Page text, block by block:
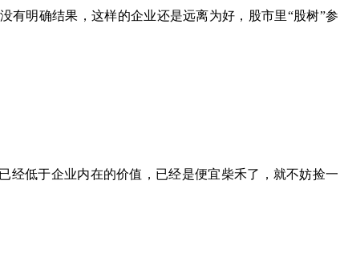
有明确结果，这样的企业还是远离为好，股市里“股树”参
经低于企业内在的价值，已经是便宜柴禾了，就不妨捡一